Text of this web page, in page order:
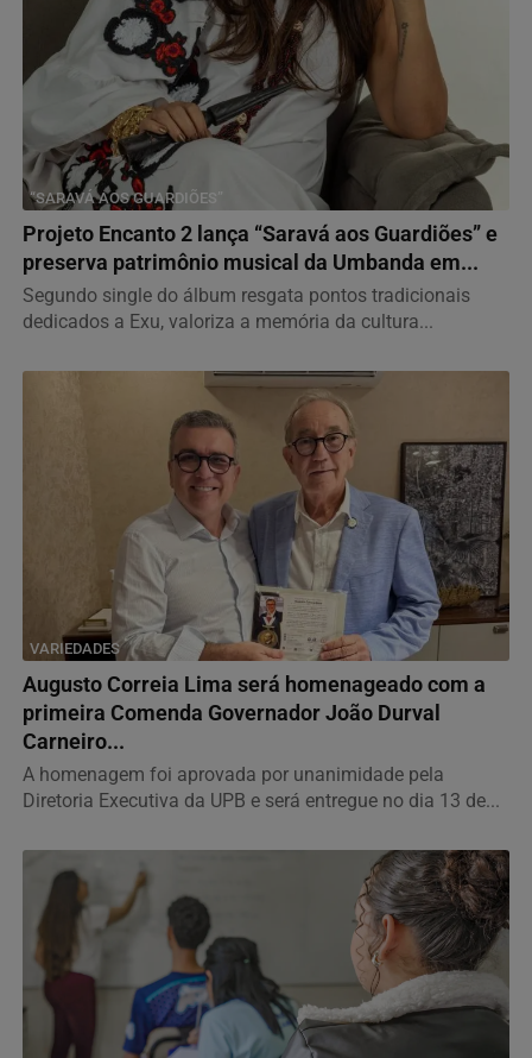
“SARAVÁ AOS GUARDIÕES”
Projeto Encanto 2 lança “Saravá aos Guardiões” e
preserva patrimônio musical da Umbanda em...
Segundo single do álbum resgata pontos tradicionais
dedicados a Exu, valoriza a memória da cultura...
VARIEDADES
Augusto Correia Lima será homenageado com a
primeira Comenda Governador João Durval
Carneiro...
A homenagem foi aprovada por unanimidade pela
Diretoria Executiva da UPB e será entregue no dia 13 de...